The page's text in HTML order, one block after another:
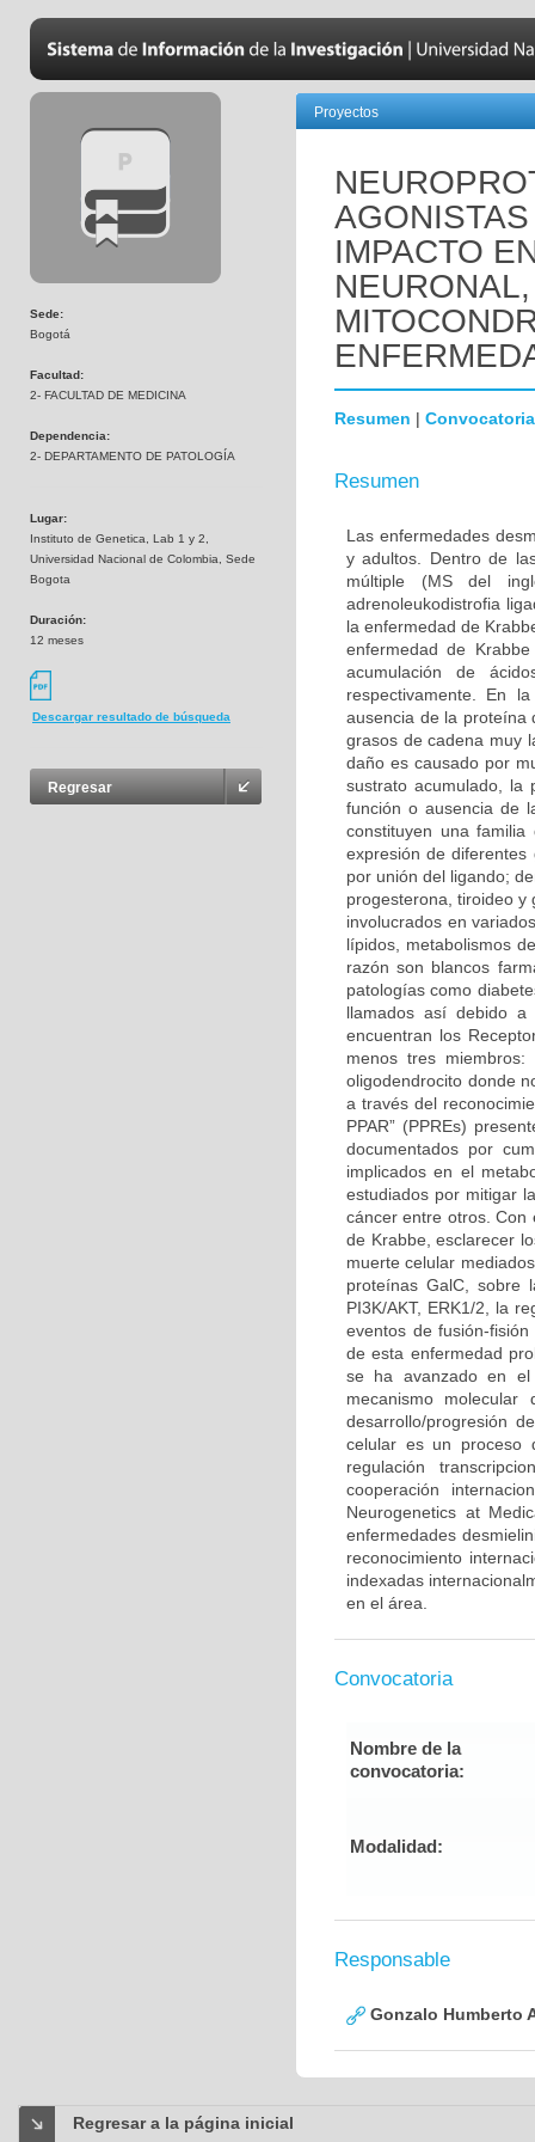
Sede:
Bogotá
Facultad:
2- FACULTAD DE MEDICINA
Dependencia:
2- DEPARTAMENTO DE PATOLOGÍA
Lugar:
Instituto de Genetica, Lab 1 y 2,
Universidad Nacional de Colombia, Sede
Bogota
Duración:
12 meses
Descargar resultado de búsqueda
Regresar
Proyectos
IMPACTO
Resumen | Convocatoria
Resumen
Las enfermedades
y adultos. Dentro de
múltiple (MS del
adrenoleukodistrofia
la enfermedad de
enfermedad de
acumulación de
respectivamente. En
ausencia de la proteína
grasos de cadena muy
daño es causado por
sustrato acumulado, la
función o ausencia de
constituyen una
expresión de
por unión del ligando;
progesterona, tiroideo y
involucrados en
lípidos, metabolismos
razón son blancos
patologías como
llamados así debido
encuentran los
menos tres miembros:
oligodendrocito donde
a través del
PPAR” (PPREs)
documentados por
implicados en el
estudiados por mitigar
cáncer entre otros. Con
de Krabbe, esclarecer
muerte celular
proteínas GalC, sobre
PI3K/AKT, ERK1/2, la
eventos de fusión-
de esta enfermedad
se ha avanzado en el
mecanismo
desarrollo/progresión
celular es un proceso
regulación
cooperación
Neurogenetics at
enfermedades
reconocimiento
indexadas
en el área.
Convocatoria
Nombre de la
convocatoria:
Modalidad:
Responsable
Gonzalo Humberto
Regresar a la página inicial